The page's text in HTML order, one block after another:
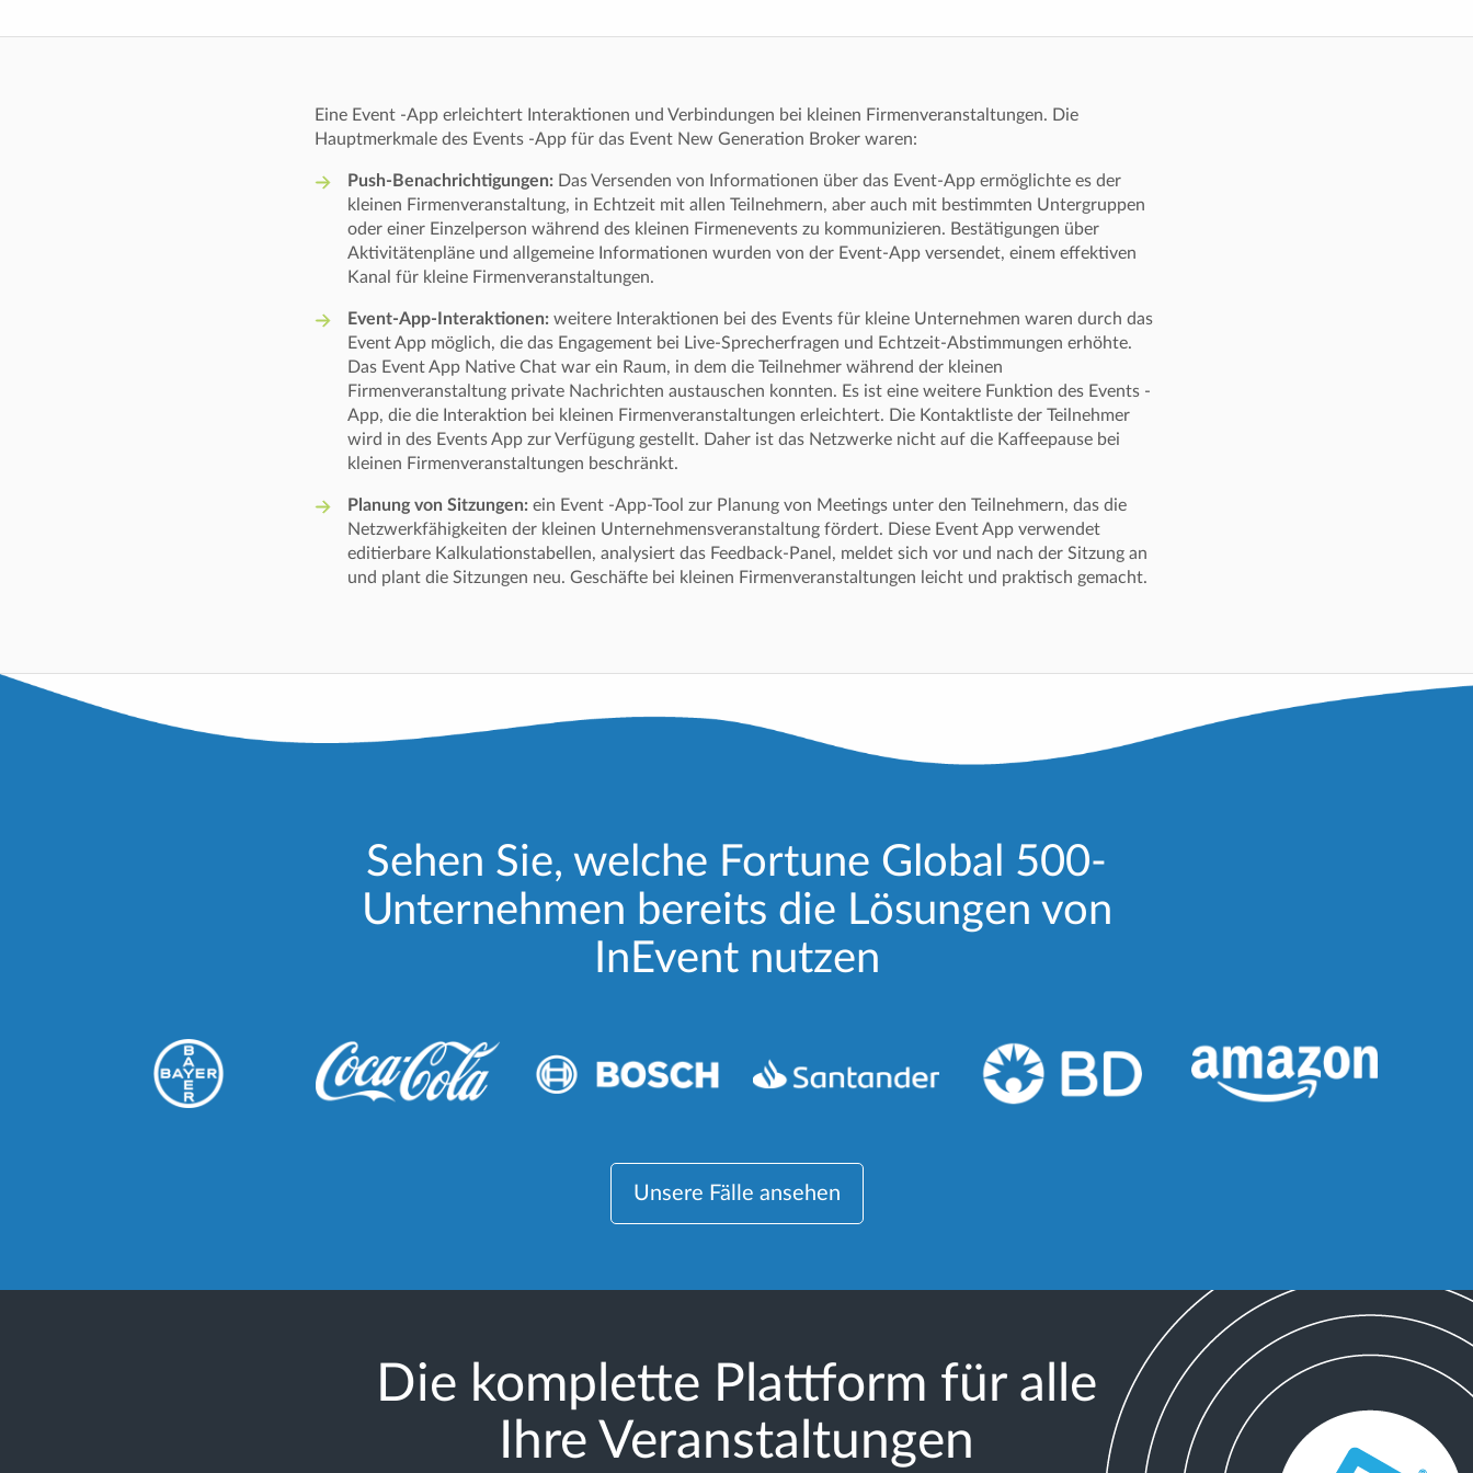
Eine Event -App erleichtert Interaktionen und Verbindungen bei kleinen Firmenveranstaltungen. Die
Hauptmerkmale des Events -App für das Event New Generation Broker waren:
Push-Benachrichtigungen: Das Versenden von Informationen über das Event-App ermöglichte es der
kleinen Firmenveranstaltung, in Echtzeit mit allen Teilnehmern, aber auch mit bestimmten Untergruppen
oder einer Einzelperson während des kleinen Firmenevents zu kommunizieren. Bestätigungen über
Aktivitätenpläne und allgemeine Informationen wurden von der Event-App versendet, einem effektiven
Kanal für kleine Firmenveranstaltungen.
Event-App-Interaktionen: weitere Interaktionen bei des Events für kleine Unternehmen waren durch das
Event App möglich, die das Engagement bei Live-Sprecherfragen und Echtzeit-Abstimmungen erhöhte.
Das Event App Native Chat war ein Raum, in dem die Teilnehmer während der kleinen
Firmenveranstaltung private Nachrichten austauschen konnten. Es ist eine weitere Funktion des Events -
App, die die Interaktion bei kleinen Firmenveranstaltungen erleichtert. Die Kontaktliste der Teilnehmer
wird in des Events App zur Verfügung gestellt. Daher ist das Netzwerke nicht auf die Kaffeepause bei
kleinen Firmenveranstaltungen beschränkt.
Planung von Sitzungen: ein Event -App-Tool zur Planung von Meetings unter den Teilnehmern, das die
Netzwerkfähigkeiten der kleinen Unternehmensveranstaltung fördert. Diese Event App verwendet
editierbare Kalkulationstabellen, analysiert das Feedback-Panel, meldet sich vor und nach der Sitzung an
und plant die Sitzungen neu. Geschäfte bei kleinen Firmenveranstaltungen leicht und praktisch gemacht.
Sehen Sie, welche Fortune Global 500-
Unternehmen bereits die Lösungen von
InEvent nutzen
Unsere Fälle ansehen
Die komplette Plattform für alle
Ihre Veranstaltungen